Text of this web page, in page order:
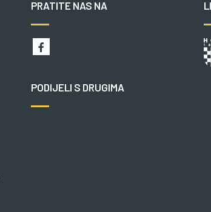
PRATITE NAS NA
PODIJELI S DRUGIMA